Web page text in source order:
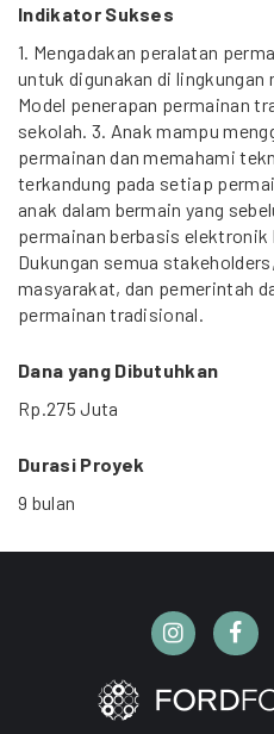
Indikator Sukses
1. Mengadakan peralatan
untuk digunakan di lingkungan
Model penerapan permainan
sekolah. 3. Anak mampu
permainan dan memahami
terkandung pada setiap
anak dalam bermain yang
permainan berbasis elektronik
Dukungan semua
masyarakat, dan pemerintah
permainan tradisional.
Dana yang Dibutuhkan
Rp.275 Juta
Durasi Proyek
9 bulan